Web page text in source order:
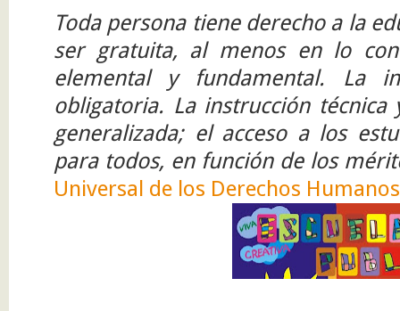
Toda persona tiene derecho a la
ser gratuita, al menos en lo
elemental y fundamental. La
obligatoria. La instrucción
generalizada; el acceso a los
para todos, en función de los
Universal de los Derechos